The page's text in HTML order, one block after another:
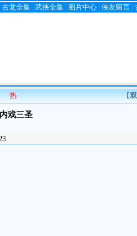
古龙全集 武侠全集 图片中心 侠友留言
热 【
戏三圣